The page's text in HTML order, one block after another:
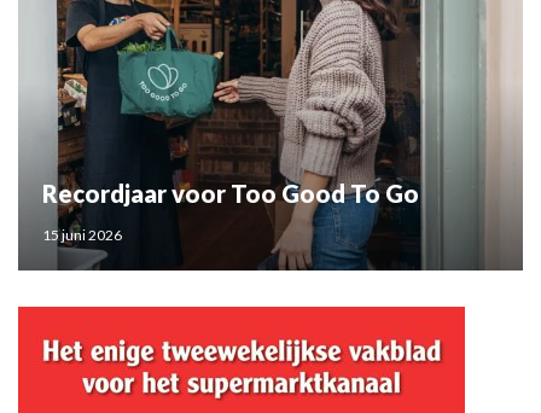
Recordjaar voor Too Good To Go
15 juni 2026